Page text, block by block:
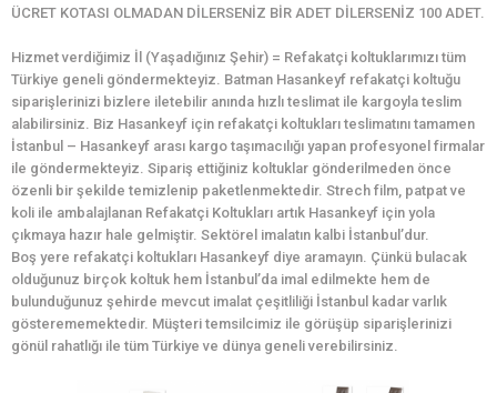
ÜCRET KOTASI OLMADAN DİLERSENİZ BİR ADET DİLERSENİZ 100 ADET.
Hizmet verdiğimiz İl (Yaşadığınız Şehir) = Refakatçi koltuklarımızı tüm
Türkiye geneli göndermekteyiz. Batman Hasankeyf refakatçi koltuğu
siparişlerinizi bizlere iletebilir anında hızlı teslimat ile kargoyla teslim
alabilirsiniz. Biz Hasankeyf için refakatçi koltukları teslimatını tamamen
İstanbul – Hasankeyf arası kargo taşımacılığı yapan profesyonel firmalar
ile göndermekteyiz. Sipariş ettiğiniz koltuklar gönderilmeden önce
özenli bir şekilde temizlenip paketlenmektedir. Strech film, patpat ve
koli ile ambalajlanan Refakatçi Koltukları artık Hasankeyf için yola
çıkmaya hazır hale gelmiştir. Sektörel imalatın kalbi İstanbul’dur.
Boş yere refakatçi koltukları Hasankeyf diye aramayın. Çünkü bulacak
olduğunuz birçok koltuk hem İstanbul’da imal edilmekte hem de
bulunduğunuz şehirde mevcut imalat çeşitliliği İstanbul kadar varlık
gösterememektedir. Müşteri temsilcimiz ile görüşüp siparişlerinizi
gönül rahatlığı ile tüm Türkiye ve dünya geneli verebilirsiniz.